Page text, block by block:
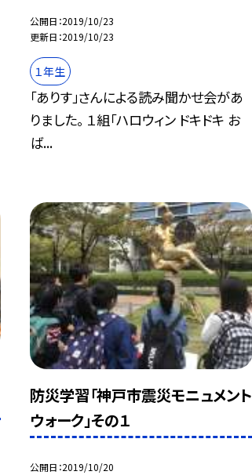
公開日 2019/10/23
更新日 2019/10/23
１年生
「ありす」さんによる読み聞かせ会があ
りました。 １組「ハロウィン ドキドキ お
ば...
防災学習「神戸市震災モニュメント
ウォーク」その１
公開日 2019/10/20